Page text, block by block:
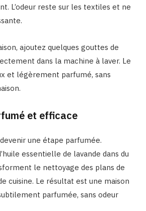
L’odeur reste sur les textiles et ne
ajoutez quelques gouttes de
dans la machine à laver. Le
et légèrement parfumé, sans
et efficace
une étape parfumée.
essentielle de lavande dans du
le nettoyage des plans de
cuisine. Le résultat est une maison
parfumée, sans odeur